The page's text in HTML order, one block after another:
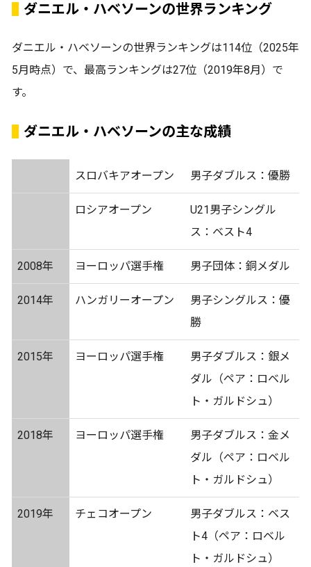
ダニエル・ハベソーンの世界ランキング
ダニエル・ハベソーンの世界ランキングは114位（2025年
5月時点）で、最高ランキングは27位（2019年8月）で
す。
ダニエル・ハベソーンの主な成績
スロバキアオープン 男子ダブルス：優勝
ロシアオープン
U21男子シングル
ス：ベスト4
2008年 ヨーロッパ選手権 男子団体：銅メダル
2014年 ハンガリーオープン
男子シングルス：優
勝
2015年 ヨーロッパ選手権
男子ダブルス：銀メ
ダル（ペア：ロベル
ト・ガルドシュ）
2018年 ヨーロッパ選手権
男子ダブルス：金メ
ダル（ペア：ロベル
ト・ガルドシュ）
2019年 チェコオープン
男子ダブルス：ベス
ト4（ペア：ロベル
ト・ガルドシュ）